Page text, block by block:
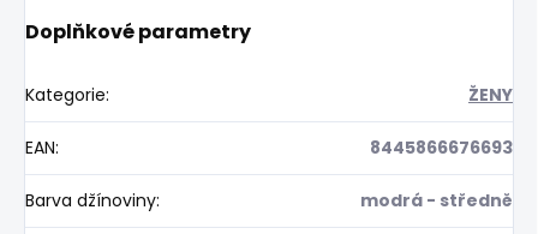
Doplňkové parametry
Kategorie: ŽENY
EAN: 8445866676693
Barva džínoviny: modrá - středně